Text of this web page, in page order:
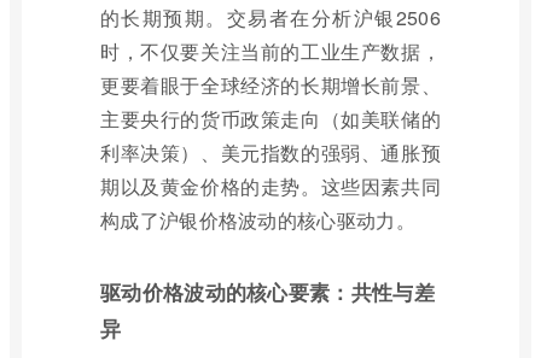
的长期预期。交易者在分析沪银2506
时，不仅要关注当前的工业生产数据，
更要着眼于全球经济的长期增长前景、
主要央行的货币政策走向（如美联储的
利率决策）、美元指数的强弱、通胀预
期以及黄金价格的走势。这些因素共同
构成了沪银价格波动的核心驱动力。
驱动价格波动的核心要素：共性与差
异